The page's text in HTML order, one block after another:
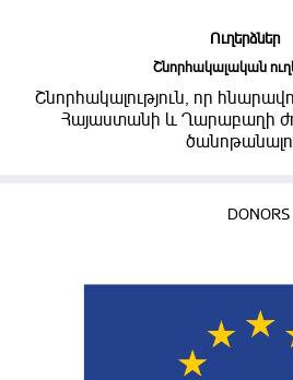
Ուղերձներ
Շնորհակալական
Շնորհակալություն, որ
Հայաստանի և Ղարաբաղի
DONORS